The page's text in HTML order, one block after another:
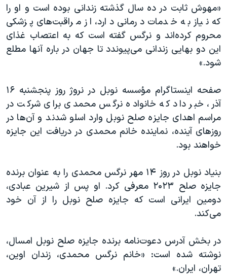
«مهوش ثابت در ده سال گذشته زندانی بوده است و او را
که نیاز به خدمات درمانی دارد، از مراقبت‌های پزشکی
محروم کرده‌اند و نرگس گفته است که به اعتصاب غذای
این دو بهایی زندانی می‌پیوندد تا جهان در باره آنها مطلع
شود.»
صفحه اینستاگرام مؤسسه نوبل در نروژ روز پنجشنبه ۱۶
آذر، خبر داد که خانواده نرگس محمدی برای شرکت در
مراسم اهدای جایزه صلح نوبل وارد اسلو شدند و آن‌ها در
روزهای آینده، نماینده خانم محمدی در دریافت این جایزه
خواهند بود.
بنیاد نوبل در روز ۱۴ مهر نرگس محمدی را به عنوان برنده
جایزه صلح ۲۰۲۳ معرفی کرد. او پس از شیرین عبادی،
دومین ایرانی است که جایزه صلح نوبل را از آن خود
می‌کند.
در بخش آدرس دعوت‌نامه برنده جایزه صلح نوبل امسال،
نوشته شده است: «خانم نرگس محمدی، زندان اوین،
تهران، ایران.»